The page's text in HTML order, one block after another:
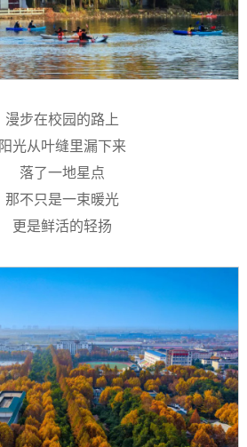
漫步在校园的路上
阳光从叶缝里漏下来
落了一地星点
那不只是一束暖光
更是鲜活的轻扬
01 of 047